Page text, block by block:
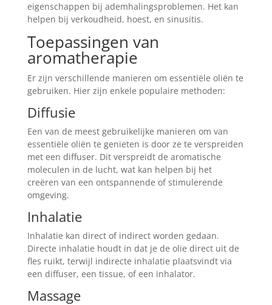
eigenschappen bij ademhalingsproblemen. Het kan
helpen bij verkoudheid, hoest, en sinusitis.
Toepassingen van
aromatherapie
Er zijn verschillende manieren om essentiële oliën te
gebruiken. Hier zijn enkele populaire methoden:
Diffusie
Een van de meest gebruikelijke manieren om van
essentiële oliën te genieten is door ze te verspreiden
met een diffuser. Dit verspreidt de aromatische
moleculen in de lucht, wat kan helpen bij het
creëren van een ontspannende of stimulerende
omgeving.
Inhalatie
Inhalatie kan direct of indirect worden gedaan.
Directe inhalatie houdt in dat je de olie direct uit de
fles ruikt, terwijl indirecte inhalatie plaatsvindt via
een diffuser, een tissue, of een inhalator.
Massage